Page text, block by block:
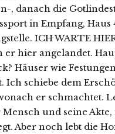
, danach die
in Empfang, Haus
ICH WARTE
er hier angelandet.
Häuser wie
Ich schiebe dem
er schmachtet.
und seine
Aber noch lebt die